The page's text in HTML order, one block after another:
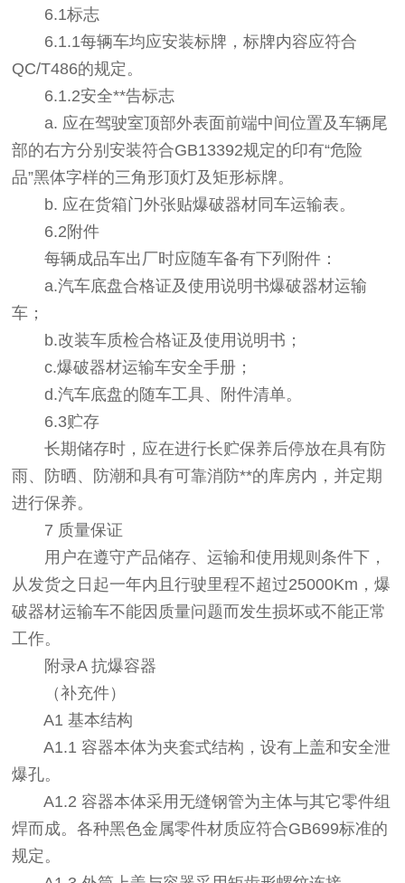
6.1标志
6.1.1每辆车均应安装标牌，标牌内容应符合
QC/T486的规定。
6.1.2安全**告标志
a. 应在驾驶室顶部外表面前端中间位置及车辆尾
部的右方分别安装符合GB13392规定的印有“危险
品”黑体字样的三角形顶灯及矩形标牌。
b. 应在货箱门外张贴爆破器材同车运输表。
6.2附件
每辆成品车出厂时应随车备有下列附件：
a.汽车底盘合格证及使用说明书爆破器材运输
车；
b.改装车质检合格证及使用说明书；
c.爆破器材运输车安全手册；
d.汽车底盘的随车工具、附件清单。
6.3贮存
长期储存时，应在进行长贮保养后停放在具有防
雨、防晒、防潮和具有可靠消防**的库房内，并定期
进行保养。
7 质量保证
用户在遵守产品储存、运输和使用规则条件下，
从发货之日起一年内且行驶里程不超过25000Km，爆
破器材运输车不能因质量问题而发生损坏或不能正常
工作。
附录A 抗爆容器
（补充件）
A1 基本结构
A1.1 容器本体为夹套式结构，设有上盖和安全泄
爆孔。
A1.2 容器本体采用无缝钢管为主体与其它零件组
焊而成。各种黑色金属零件材质应符合GB699标准的
规定。